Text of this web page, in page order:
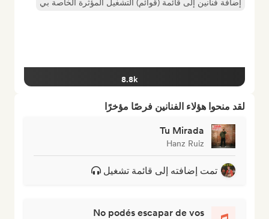
إضافة فنانين إلى قائمة (قوائم) التشغيل المؤثرة الخاصة بي
8.8k
لقد منحوا هؤلاء الفنانين فرصًا مؤخرًا
Tu Mirada
Hanz Ruiz
تمت إضافته إلى قائمة تشغيل
No podés escapar de vos